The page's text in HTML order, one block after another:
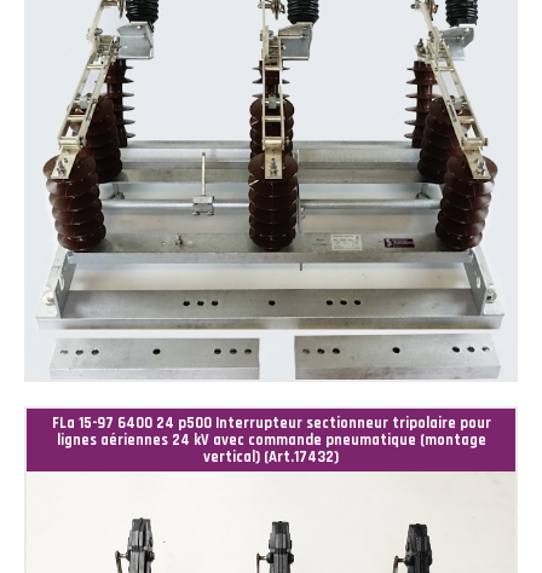
FLa 15-97 6400 24 p500 Interrupteur sectionneur tripolaire pour
lignes aériennes 24 kV avec commande pneumatique (montage
vertical) (Art.17432)